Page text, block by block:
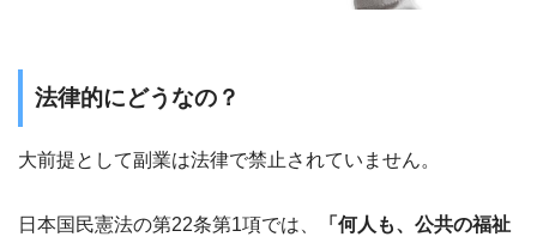
法律的にどうなの？
大前提として副業は法律で禁止されていません。
日本国民憲法の第22条第1項では、
「何人も、公共の福祉